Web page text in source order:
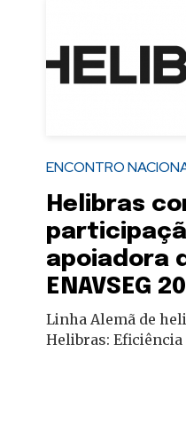
ENCONTRO
Helibras
apoiadora
ENAVSEG
Linha Alemã de
Helibras: Eficiência